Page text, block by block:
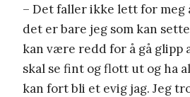
– Det faller ikke lett for meg
det er bare jeg som kan
kan være redd for å gå glipp
skal se fint og flott ut og ha
kan fort bli et evig jag. Jeg